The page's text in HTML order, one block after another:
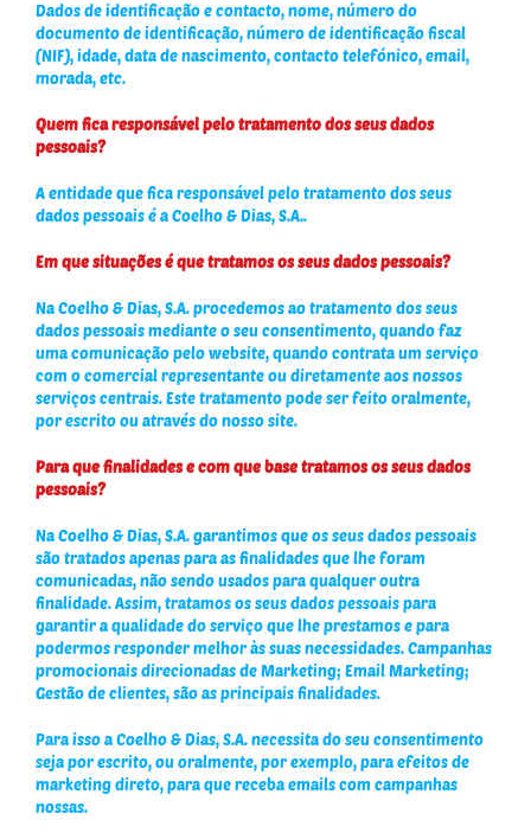
Dados de identificação e contacto, nome, número do
documento de identificação, número de identificação fiscal
(NIF), idade, data de nascimento, contacto telefónico, email,
morada, etc.
Quem fica responsável pelo tratamento dos seus dados
pessoais?
A entidade que fica responsável pelo tratamento dos seus
dados pessoais é a Coelho & Dias, S.A..
Em que situações é que tratamos os seus dados pessoais?
Na Coelho & Dias, S.A. procedemos ao tratamento dos seus
dados pessoais mediante o seu consentimento, quando faz
uma comunicação pelo website, quando contrata um serviço
com o comercial representante ou diretamente aos nossos
serviços centrais. Este tratamento pode ser feito oralmente,
por escrito ou através do nosso site.
Para que finalidades e com que base tratamos os seus dados
pessoais?
Na Coelho & Dias, S.A. garantimos que os seus dados pessoais
são tratados apenas para as finalidades que lhe foram
comunicadas, não sendo usados para qualquer outra
finalidade. Assim, tratamos os seus dados pessoais para
garantir a qualidade do serviço que lhe prestamos e para
podermos responder melhor às suas necessidades. Campanhas
promocionais direcionadas de Marketing; Email Marketing;
Gestão de clientes, são as principais finalidades.
Para isso a Coelho & Dias, S.A. necessita do seu consentimento
seja por escrito, ou oralmente, por exemplo, para efeitos de
marketing direto, para que receba emails com campanhas
nossas.